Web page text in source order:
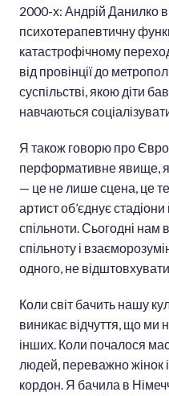
2000-х: Андрій Данилко
психотерапевтичну
катастрофічному
від провінції до
суспільстві, якою діти
навчаються
Я також говорю про
перформативне явище,
— це не лише сцена, це
артист об’єднує
спільноти. Сьогодні
спільноту і
одного, не
Коли світ бачить нашу
виникає відчуття, що ми
інших. Коли почалося
людей, переважно жінок
кордон. Я бачила в